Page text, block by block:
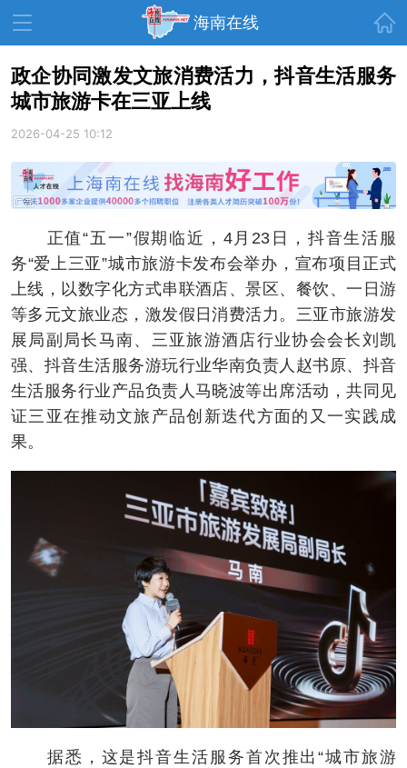
海南在线
资讯中心 热点 旅游
教育 健康 房产
生活 演出 活动
展会 走读海南 周末去哪儿
人才在线 天涯企服
政企协同激发文旅消费活力，抖音生活服务
城市旅游卡在三亚上线
2026-04-25 10:12
正值“五一”假期临近，4月23日，抖音生活服
务“爱上三亚”城市旅游卡发布会举办，宣布项目正式
上线，以数字化方式串联酒店、景区、餐饮、一日游
等多元文旅业态，激发假日消费活力。三亚市旅游发
展局副局长马南、三亚旅游酒店行业协会会长刘凯
强、抖音生活服务游玩行业华南负责人赵书原、抖音
生活服务行业产品负责人马晓波等出席活动，共同见
证三亚在推动文旅产品创新迭代方面的又一实践成
果。
据悉，这是抖音生活服务首次推出“城市旅游